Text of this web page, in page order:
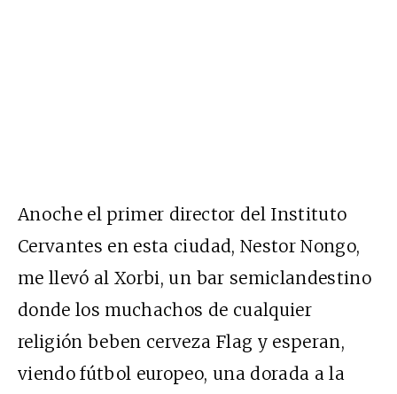
Anoche el primer director del Instituto
Cervantes en esta ciudad, Nestor Nongo,
me llevó al Xorbi, un bar semiclandestino
donde los muchachos de cualquier
religión beben cerveza Flag y esperan,
viendo fútbol europeo, una dorada a la